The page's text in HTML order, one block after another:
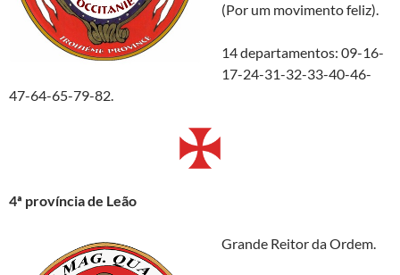
(Por um movimento feliz).
14 departamentos: 09-16-
17-24-31-32-33-40-46-
47-64-65-79-82.
4ª província de Leão
Grande Reitor da Ordem.